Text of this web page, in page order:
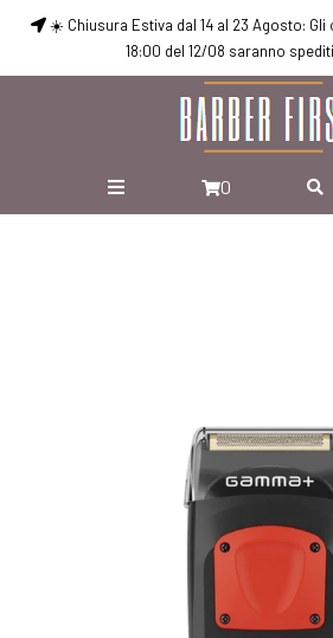
☀️ Chiusura Estiva dal 14 al 23 Agosto:
18:00 del 12/08 saranno
0